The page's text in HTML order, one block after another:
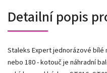
Detailní popis
Staleks Expert jednorázové bílé
nebo 180 - kotouč je náhradní